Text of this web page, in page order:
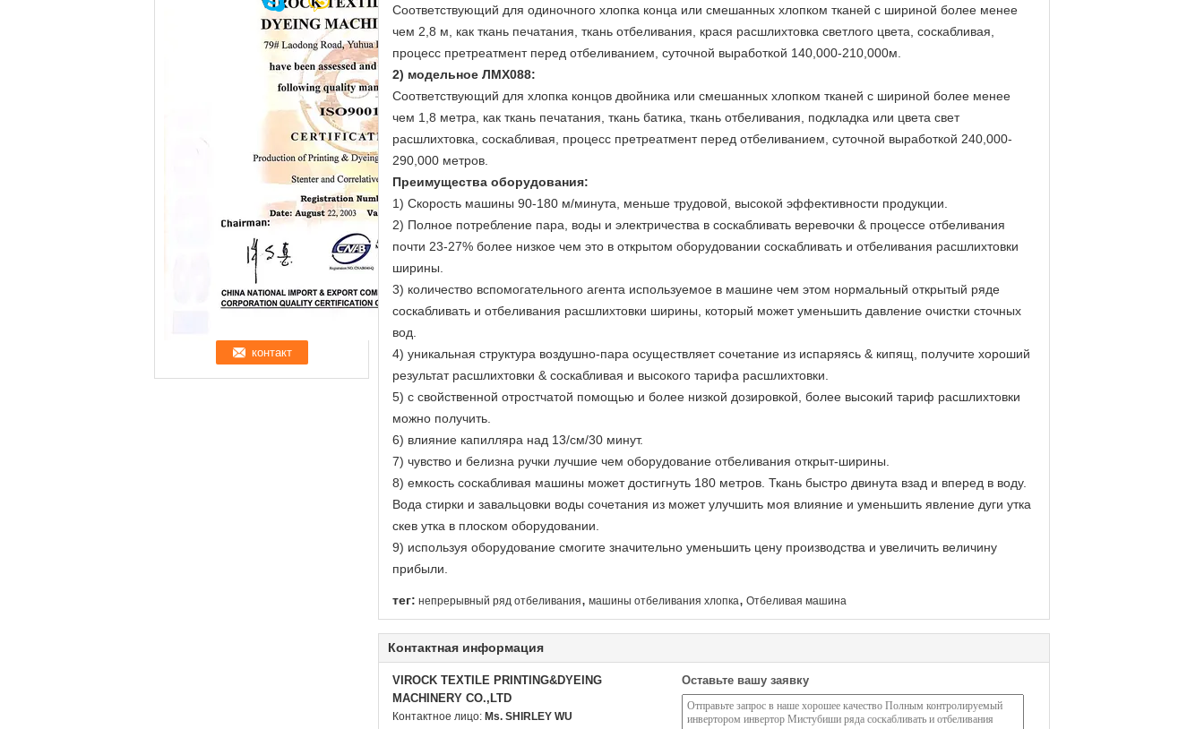
Соответствующий для одиночного хлопка конца или смешанных хлопком тканей с шириной более менее
чем 2,8 м, как ткань печатания, ткань отбеливания, крася расшлихтовка светлого цвета, соскабливая,
процесс претреатмент перед отбеливанием, суточной выработкой 140,000-210,000м.
2) модельное ЛМХ088:
Соответствующий для хлопка концов двойника или смешанных хлопком тканей с шириной более менее
чем 1,8 метра, как ткань печатания, ткань батика, ткань отбеливания, подкладка или цвета свет
расшлихтовка, соскабливая, процесс претреатмент перед отбеливанием, суточной выработкой 240,000-
290,000 метров.
Преимущества оборудования:
1) Скорость машины 90-180 м/минута, меньше трудовой, высокой эффективности продукции.
2) Полное потребление пара, воды и электричества в соскабливать веревочки & процессе отбеливания
почти 23-27% более низкое чем это в открытом оборудовании соскабливать и отбеливания расшлихтовки
ширины.
3) количество вспомогательного агента используемое в машине чем этом нормальный открытый ряде
соскабливать и отбеливания расшлихтовки ширины, который может уменьшить давление очистки сточных
вод.
4) уникальная структура воздушно-пара осуществляет сочетание из испаряясь & кипящ, получите хороший
результат расшлихтовки & соскабливая и высокого тарифа расшлихтовки.
5) с свойственной отростчатой помощью и более низкой дозировкой, более высокий тариф расшлихтовки
можно получить.
6) влияние капилляра над 13/см/30 минут.
7) чувство и белизна ручки лучшие чем оборудование отбеливания открыт-ширины.
8) емкость соскабливая машины может достигнуть 180 метров. Ткань быстро двинута взад и вперед в воду.
Вода стирки и завальцовки воды сочетания из может улучшить моя влияние и уменьшить явление дуги утка
скев утка в плоском оборудовании.
9) используя оборудование смогите значительно уменьшить цену производства и увеличить величину
прибыли.
тег: непрерывный ряд отбеливания, машины отбеливания хлопка, Отбеливая машина
Контактная информация
VIROCK TEXTILE PRINTING&DYEING
MACHINERY CO.,LTD
Контактное лицо: Ms. SHIRLEY WU
Оставьте вашу заявку